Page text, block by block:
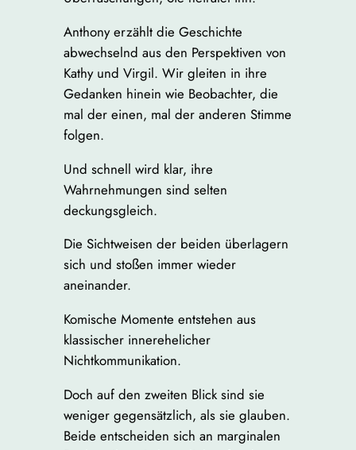
Anthony erzählt die Geschichte
abwechselnd aus den Perspektiven von
Kathy und Virgil. Wir gleiten in ihre
Gedanken hinein wie Beobachter, die
mal der einen, mal der anderen Stimme
folgen.
Und schnell wird klar, ihre
Wahrnehmungen sind selten
deckungsgleich.
Die Sichtweisen der beiden überlagern
sich und stoßen immer wieder
aneinander.
Komische Momente entstehen aus
klassischer innerehelicher
Nichtkommunikation.
Doch auf den zweiten Blick sind sie
weniger gegensätzlich, als sie glauben.
Beide entscheiden sich an marginalen